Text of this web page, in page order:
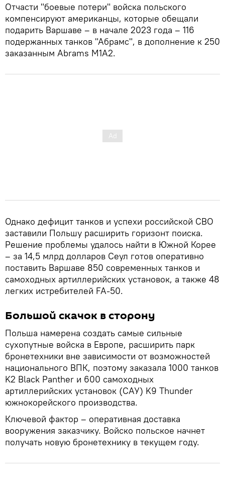
Отчасти "боевые потери" войска польского
компенсируют американцы, которые обещали
подарить Варшаве – в начале 2023 года – 116
подержанных танков "Абрамс", в дополнение к 250
заказанным Abrams M1A2.
Однако дефицит танков и успехи российской СВО
заставили Польшу расширить горизонт поиска.
Решение проблемы удалось найти в Южной Корее
– за 14,5 млрд долларов Сеул готов оперативно
поставить Варшаве 850 современных танков и
самоходных артиллерийских установок, а также 48
легких истребителей FA-50.
Большой скачок в сторону
Польша намерена создать самые сильные
сухопутные войска в Европе, расширить парк
бронетехники вне зависимости от возможностей
национального ВПК, поэтому заказала 1000 танков
K2 Black Panther и 600 самоходных
артиллерийских установок (САУ) K9 Thunder
южнокорейского производства.
Ключевой фактор – оперативная доставка
вооружения заказчику. Войско польское начнет
получать новую бронетехнику в текущем году.